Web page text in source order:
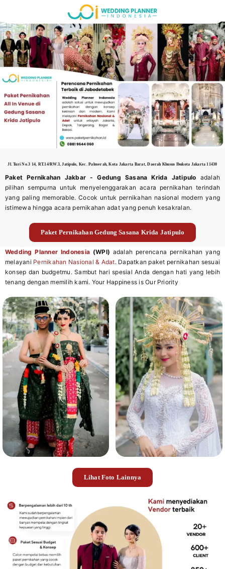
to
content
Jl. Turi No.3 14, RT.14/RW.3, Jatipulo, Kec. Palmerah, Kota Jakarta Barat, Daerah Khusus Ibukota Jakarta 11430
Paket Pernikahan Jakbar - Gedung Sasana Krida Jatipulo adalah
pilihan sempurna untuk menyelenggarakan acara pernikahan terindah
yang paling memorable. Cocok untuk pernikahan nasional modern yang
istimewa hingga acara pernikahan adat yang penuh kesakralan.
Paket Pernikahan Gedung Sasana Krida Jatipulo
Wedding Planner Indonesia (WPI) adalah perencana pernikahan yang
melayani Pernikahan Nasional & Adat. Dapatkan paket pernikahan sesuai
konsep dan budgetmu. Sambut hari spesial Anda dengan hati yang lebih
tenang dengan memilih kami. Your Happiness is Our Priority
Lihat Foto Lainnya